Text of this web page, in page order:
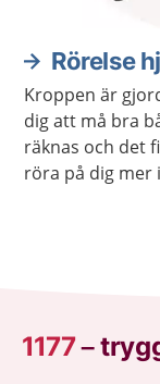
Rörelse
Kroppen är
dig att må bra
räknas och det
röra på dig mer
1177–